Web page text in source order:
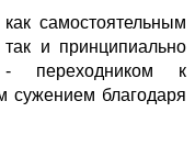
самостоятельным
и принципиально
переходником к
сужением благодаря